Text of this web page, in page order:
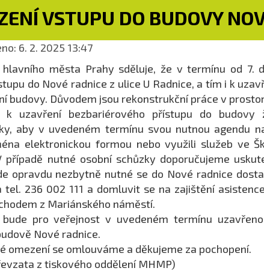
VSTUPU DO BUDOVY
6. 2. 2025 13:47
města Prahy sděluje, že v termínu od 7.
do Nové radnice z ulice U Radnice, a tím i k
budovy. Důvodem jsou rekonstrukční práce v
k uzavření bezbariérového přístupu do budovy
aby v uvedeném termínu svou nutnou agendu
elektronickou formou nebo využili služeb ve
případě nutné osobní schůzky doporučujeme
opravdu nezbytně nutné se do Nové radnice
tel. 236 002 111 a domluvit se na zajištění
z Mariánského náměstí.
bude pro veřejnost v uvedeném termínu
Nové radnice.
omezení se omlouváme a děkujeme za pochopení.
z tiskového oddělení MHMP)